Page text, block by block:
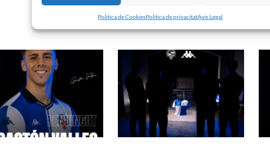
Politica de CookiesPolitica de privacitatAvis Legal